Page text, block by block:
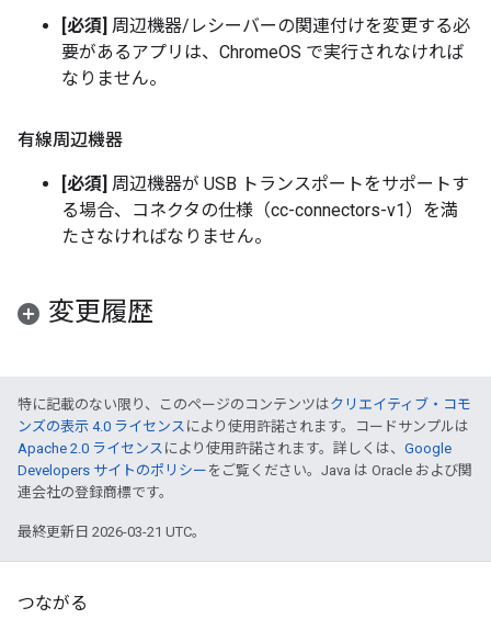
[必須] 周辺機器/レシーバーの関連付けを変更する必
要があるアプリは、ChromeOS で実行されなければ
なりません。
有線周辺機器
[必須] 周辺機器が USB トランスポートをサポートす
る場合、コネクタの仕様（cc-connectors-v1）を満
たさなければなりません。
変更履歴
特に記載のない限り、このページのコンテンツはクリエイティブ・コモ
ンズの表示 4.0 ライセンス により使用許諾されます。コードサンプルは
Apache 2.0 ライセンス により使用許諾されます。詳しくは、 Google
Developers サイトのポリシー をご覧ください。Java は Oracle および関
連会社の登録商標です。
最終更新日 2026-03-21 UTC。
つながる